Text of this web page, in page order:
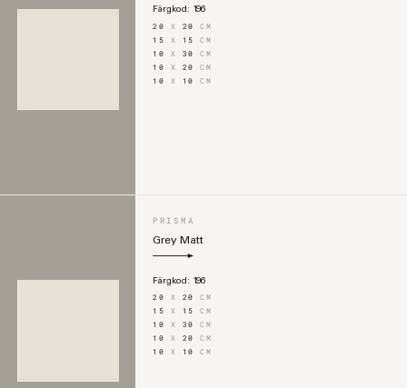
Färgkod: 196
20 X 20CM
15 X 15CM
10 X 30CM
10 X 20CM
10 X 10CM
PRISMA
Grey Matt
Färgkod: 196
20 X 20CM
15 X 15CM
10 X 30CM
10 X 20CM
10 X 10CM